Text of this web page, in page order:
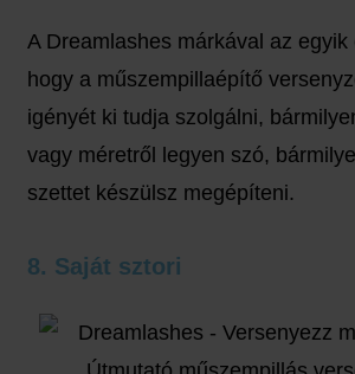
A Dreamlashes márkával az egyik
hogy a műszempillaépítő
igényét ki tudja szolgálni,
vagy méretről legyen szó,
szettet készülsz megépíteni.
8. Saját sztori